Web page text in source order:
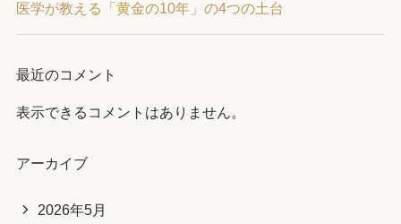
医学が教える「黄金の10年」の4つの土台
最近のコメント
表示できるコメントはありません。
アーカイブ
2026年5月